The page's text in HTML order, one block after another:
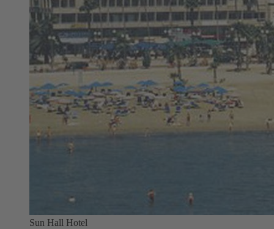
Sun Hall Hotel